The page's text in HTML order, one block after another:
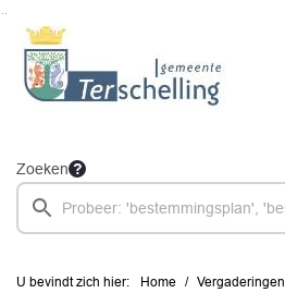
Ga naar de inhoud van deze pagina
Ga naar het zoeken
Ga naar het menu
Zoeken
U bevindt zich hier: Home Vergaderingen